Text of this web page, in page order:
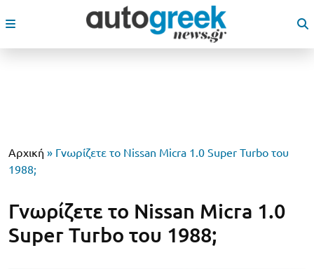
Αρχική » Γνωρίζετε το Nissan Micra 1.0 Super Turbo του
1988;
Γνωρίζετε το Nissan Micra 1.0
Super Turbo του 1988;